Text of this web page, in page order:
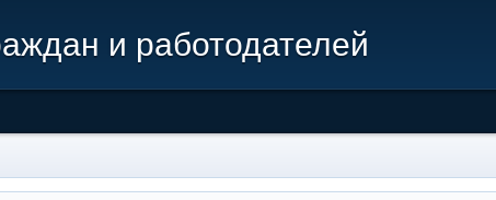
и работодателей